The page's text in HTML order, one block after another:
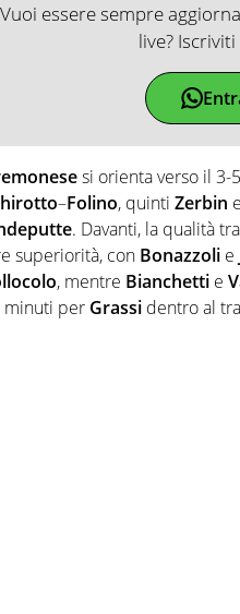
Vuoi essere sempre
live?
si orienta verso il 3-
–Folino, quinti Zerbin e
. Davanti, la qualità
superiorità, con Bonazzoli e
, mentre Bianchetti e
minuti per Grassi dentro al